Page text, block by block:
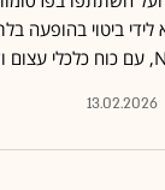
לידי ביטוי
13.02.2026